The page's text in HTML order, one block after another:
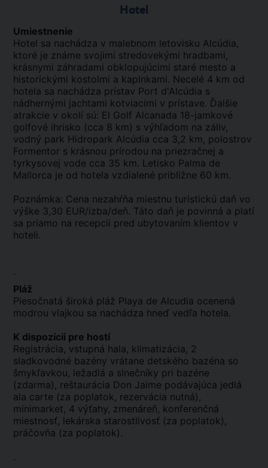
Hotel
Umiestnenie
Hotel sa nachádza v malebnom letovisku Alcúdia,
ktoré je známe svojimi stredovekými hradbami,
krásnymi záhradami obklopujúcimi staré mesto a
historickými kostolmi a kaplnkami. Necelé 4 km od
hotela sa nachádza prístav Port d'Alcúdia s
nádhernými jachtami kotviacimi v prístave. Ďalšie
atrakcie v okolí sú: El Golf Alcanada 18-jamkové
golfové ihrisko (cca 8 km) s výhľadom na záliv,
vodný park Hidropark Alcúdia cca 3,2 km, polostrov
Formentor s krásnou prírodou na priezračnej a
tyrkysovej vode cca 35 km. Letisko Palma de
Mallorca je od hotela vzdialené približne 60 km.
Poznámka: Cena nezahŕňa miestnu turistickú daň vo
výške 3,30 EUR/izba/deň. Táto daň je povinná a platí
sa priamo na recepcii pred ubytovaním klientov v
hoteli.
.
Pláž
Piesočnatá široká pláž Playa de Alcudia ocenená
modrou vlajkou sa nachádza hneď vedľa hotela.
K dispozícii pre hostí
Registrácia, vstupná hala, klimatizácia, 2
sladkovodné bazény vrátane detského bazéna so
šmykľavkou, ležadlá a slnečníky pri bazéne
(zdarma), reštaurácia Don Jaime podávajúca jedlá
ala carte (za poplatok, rezervácia nutná),
minimarket, 4 výťahy, zmenáreň, konferenčná
miestnosť, lekárska starostlivosť (za poplatok),
práčovňa (za poplatok).
.